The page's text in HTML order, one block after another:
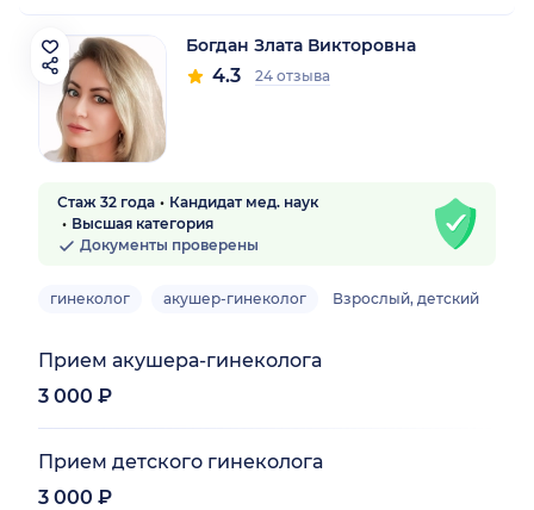
Богдан Злата Викторовна
4.3 24 отзыва
Стаж 32 года
Кандидат мед. наук
Высшая категория
Документы проверены
гинеколог акушер-гинеколог Взрослый, детский
Прием акушера-гинеколога
3 000 ₽
Прием детского гинеколога
3 000 ₽